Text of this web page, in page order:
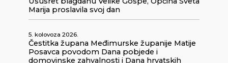
Marija proslavila svoj dan
5. kolovoza 2026.
Čestitka župana Međimurske županije Matije
Posavca povodom Dana pobjede i
domovinske zahvalnosti i Dana hrvatskih